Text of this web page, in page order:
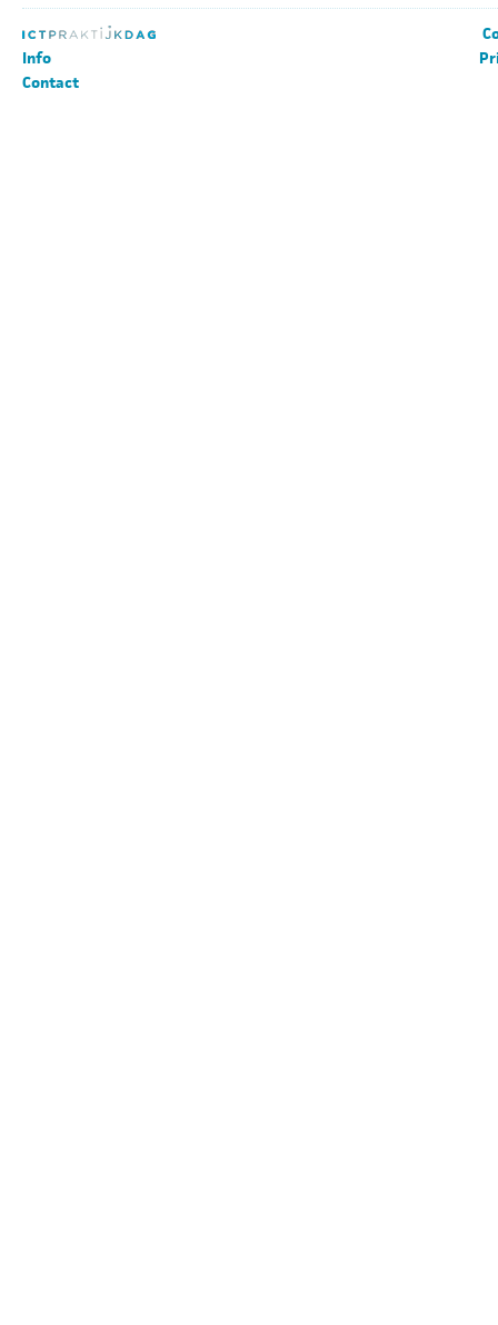
Info
Contact